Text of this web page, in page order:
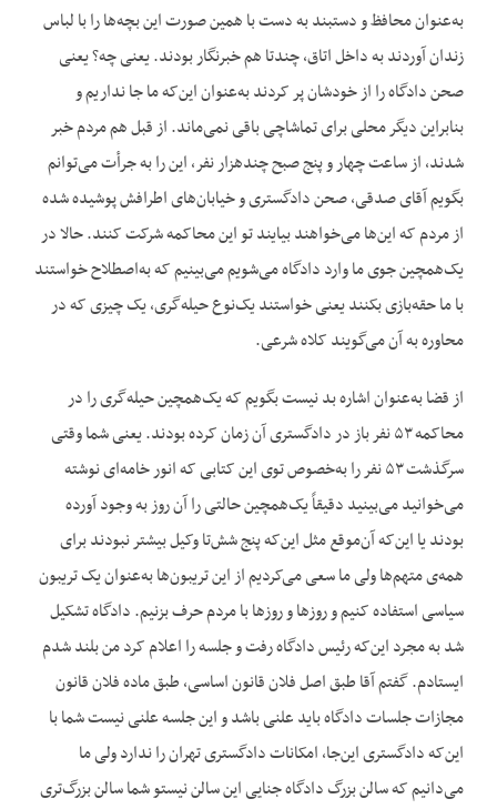
به‌عنوان محافظ و دستبند به دست با همین صورت این بچه‌ها را با لباس
زندان آوردند به داخل اتاق، چندتا هم خبرنگار بودند. یعنی چه؟ یعنی
صحن دادگاه را از خودشان پر کردند به‌عنوان این‌که ما جا نداریم و
بنابراین دیگر محلی برای تماشاچی باقی نمی‌ماند. از قبل هم مردم خبر
شدند، از ساعت چهار و پنج صبح چندهزار نفر، این را به جرأت می‌توانم
بگویم آقای صدقی، صحن دادگستری و خیابان‌های اطرافش پوشیده شده
از مردم که این‌ها می‌خواهند بیایند تو این محاکمه شرکت کنند. حالا در
یک‌همچین جوی ما وارد دادگاه می‌شویم می‌بینیم که به‌اصطلاح خواستند
با ما حقه‌بازی بکنند یعنی خواستند یک‌نوع حیله‌گری، یک چیزی که در
محاوره به آن می‌گویند کلاه شرعی.
از قضا به‌عنوان اشاره بد نیست بگویم که یک‌همچین حیله‌گری را در
محاکمه ۵۳ نفر باز در دادگستری آن زمان کرده بودند. یعنی شما وقتی
سرگذشت ۵۳ نفر را به‌خصوص توی این کتابی که انور خامه‌ای نوشته‌
می‌خوانید می‌بینید دقیقاً یک‌همچین حالتی را آن روز به وجود آورده
بودند یا این‌که آن‌موقع مثل این‌که پنج شش‌تا وکیل بیشتر نبودند برای
همه‌ی متهم‌ها ولی ما سعی می‌کردیم از این تریبون‌ها به‌عنوان یک تریبون
سیاسی استفاده کنیم و روزها و روزها با مردم حرف بزنیم. دادگاه تشکیل
شد به مجرد این‌که رئیس دادگاه رفت و جلسه را اعلام کرد من بلند شدم
ایستادم. گفتم آقا طبق اصل فلان قانون اساسی، طبق ماده فلان قانون
مجازات جلسات دادگاه باید علنی باشد و این جلسه علنی نیست شما با
این‌که دادگستری این‌جا، امکانات دادگستری تهران را ندارد ولی ما
می‌دانیم که سالن بزرگ دادگاه جنایی این سالن نیستو شما سالن بزرگ‌تری